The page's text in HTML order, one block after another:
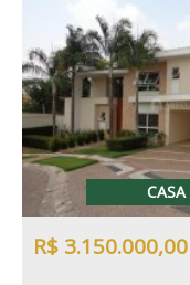
CASA
R$ 3.150.000,00